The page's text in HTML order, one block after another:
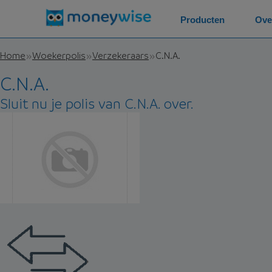
Home Woekerpolis Verzekeraars C.N.A.
C.N.A.
Sluit nu je polis van C.N.A. over.
Producten